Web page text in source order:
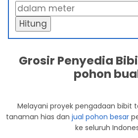
Hitung
Grosir Penyedia
pohon
Melayani proyek pengadaan bibit
tanaman hias dan jual pohon besar
ke seluruh